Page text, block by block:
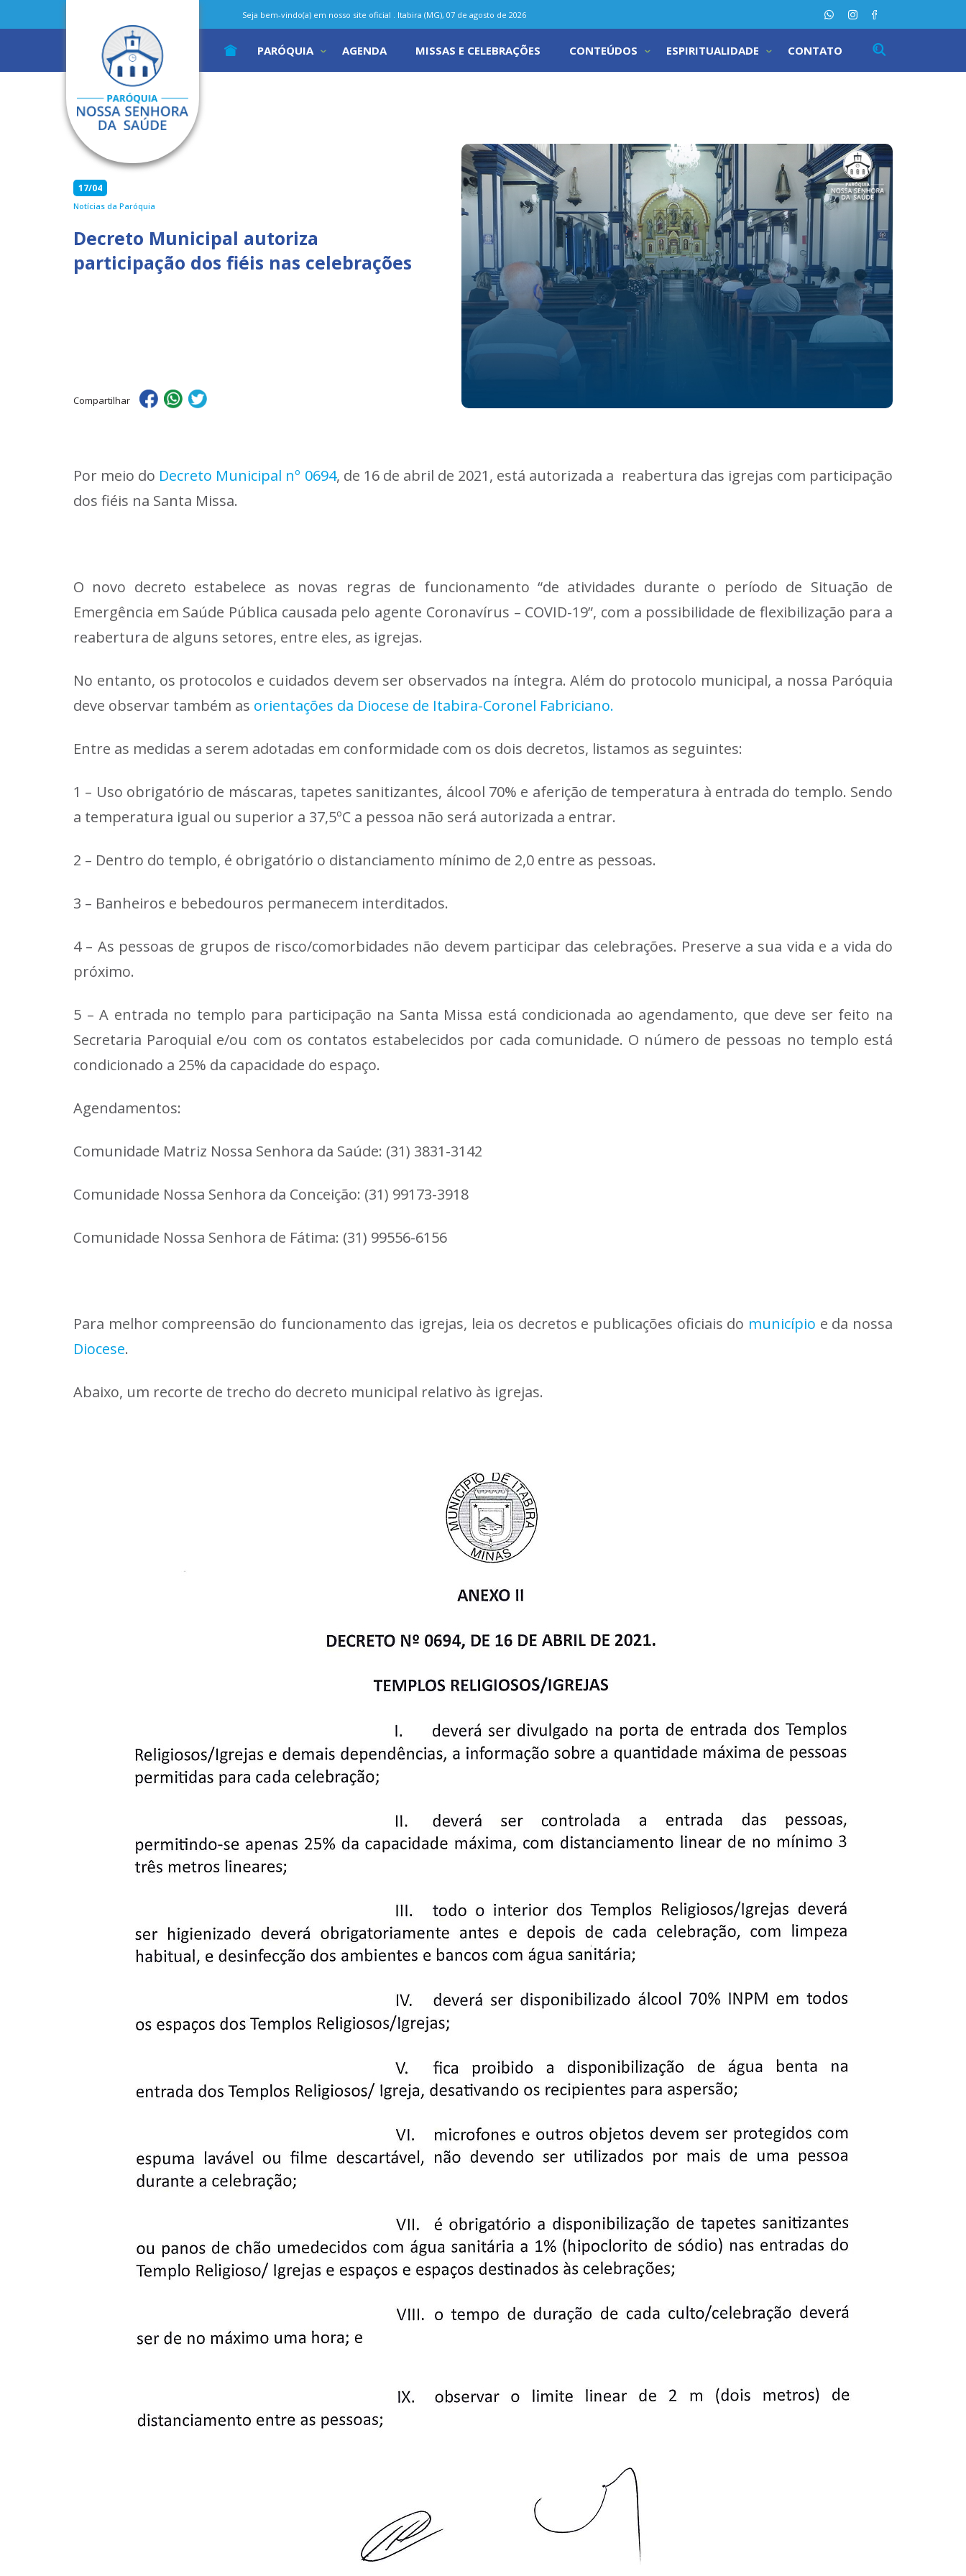
Seja bem-vindo(a) em nosso site oficial . Itabira (MG), 07 de agosto de 2026
PARÓQUIA AGENDA MISSAS E CELEBRAÇÕES CONTEÚDOS ESPIRITUALIDADE CONTATO
17/04
Notícias da Paróquia
Decreto Municipal autoriza
participação dos fiéis nas celebrações
Compartilhar
Por meio do Decreto Municipal nº 0694, de 16 de abril de 2021, está autorizada a reabertura das igrejas com participação
dos fiéis na Santa Missa.
O novo decreto estabelece as novas regras de funcionamento “de atividades durante o período de Situação de
Emergência em Saúde Pública causada pelo agente Coronavírus – COVID-19”, com a possibilidade de flexibilização para a
reabertura de alguns setores, entre eles, as igrejas.
No entanto, os protocolos e cuidados devem ser observados na íntegra. Além do protocolo municipal, a nossa Paróquia
deve observar também as orientações da Diocese de Itabira-Coronel Fabriciano.
Entre as medidas a serem adotadas em conformidade com os dois decretos, listamos as seguintes:
1 – Uso obrigatório de máscaras, tapetes sanitizantes, álcool 70% e aferição de temperatura à entrada do templo. Sendo
a temperatura igual ou superior a 37,5ºC a pessoa não será autorizada a entrar.
2 – Dentro do templo, é obrigatório o distanciamento mínimo de 2,0 entre as pessoas.
3 – Banheiros e bebedouros permanecem interditados.
4 – As pessoas de grupos de risco/comorbidades não devem participar das celebrações. Preserve a sua vida e a vida do
próximo.
5 – A entrada no templo para participação na Santa Missa está condicionada ao agendamento, que deve ser feito na
Secretaria Paroquial e/ou com os contatos estabelecidos por cada comunidade. O número de pessoas no templo está
condicionado a 25% da capacidade do espaço.
Agendamentos:
Comunidade Matriz Nossa Senhora da Saúde: (31) 3831-3142
Comunidade Nossa Senhora da Conceição: (31) 99173-3918
Comunidade Nossa Senhora de Fátima: (31) 99556-6156
Para melhor compreensão do funcionamento das igrejas, leia os decretos e publicações oficiais do município e da nossa
Diocese.
Abaixo, um recorte de trecho do decreto municipal relativo às igrejas.